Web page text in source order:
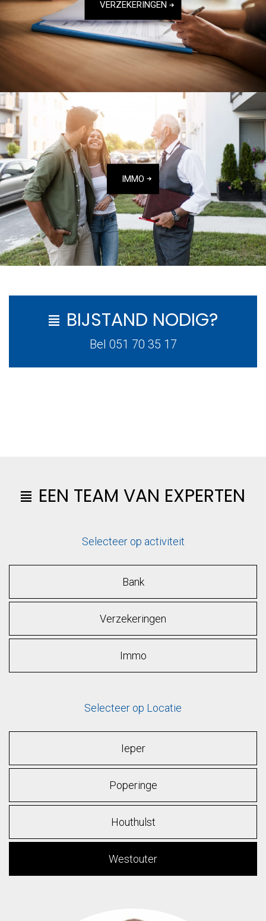
VERZEKERINGEN
IMMO
BIJSTAND NODIG?
Bel 051 70 35 17
EEN TEAM VAN EXPERTEN
Selecteer op activiteit
Bank
Verzekeringen
Immo
Selecteer op Locatie
Ieper
Poperinge
Houthulst
Westouter